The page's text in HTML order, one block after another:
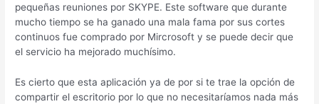
pequeñas reuniones por SKYPE. Este software que durante
mucho tiempo se ha ganado una mala fama por sus cortes
continuos fue comprado por Mircrosoft y se puede decir que
el servicio ha mejorado muchísimo.
Es cierto que esta aplicación ya de por si te trae la opción de
compartir el escritorio por lo que no necesitaríamos nada más